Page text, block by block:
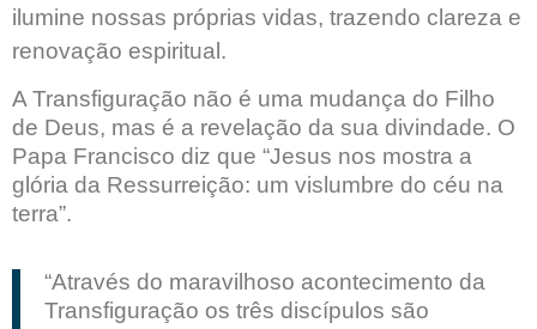
ilumine nossas próprias vidas, trazendo clareza e
renovação espiritual.
A Transfiguração não é uma mudança do Filho
de Deus, mas é a revelação da sua divindade. O
Papa Francisco diz que “Jesus nos mostra a
glória da Ressurreição: um vislumbre do céu na
terra”.
“Através do maravilhoso acontecimento da
Transfiguração os três discípulos são